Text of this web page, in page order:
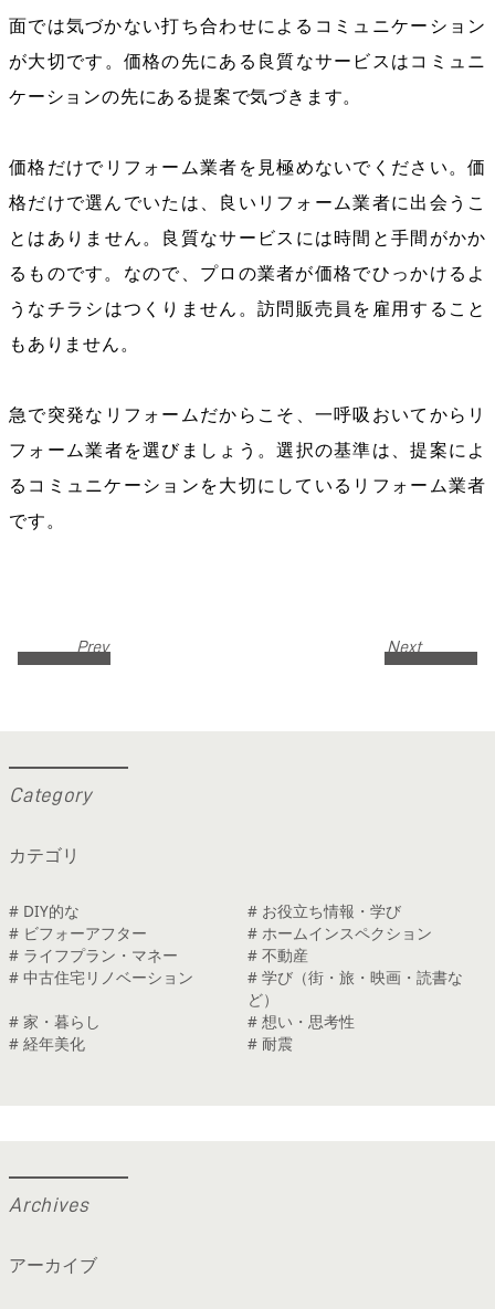
面では気づかない打ち合わせによるコミュニケーション
が大切です。価格の先にある良質なサービスはコミュニ
ケーションの先にある提案で気づきます。
価格だけでリフォーム業者を見極めないでください。価
格だけで選んでいたは、良いリフォーム業者に出会うこ
とはありません。良質なサービスには時間と手間がかか
るものです。なので、プロの業者が価格でひっかけるよ
うなチラシはつくりません。訪問販売員を雇用すること
もありません。
急で突発なリフォームだからこそ、一呼吸おいてからリ
フォーム業者を選びましょう。選択の基準は、提案によ
るコミュニケーションを大切にしているリフォーム業者
です。
Prev Next
Category
カテゴリ
# DIY的な
# お役立ち情報・学び
# ビフォーアフター
# ホームインスペクション
# ライフプラン・マネー
# 不動産
# 中古住宅リノベーション
# 学び（街・旅・映画・読書な
ど）
# 家・暮らし
# 想い・思考性
# 経年美化
# 耐震
Archives
アーカイブ